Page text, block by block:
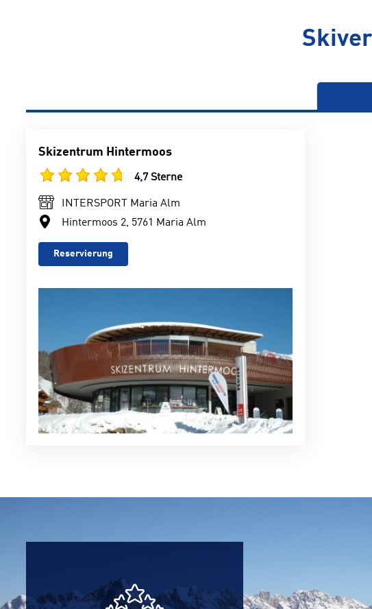
Skizentrum Hintermoos
4,7 Sterne
INTERSPORT Maria Alm
Hintermoos 2, 5761 Maria Alm
Reservierung